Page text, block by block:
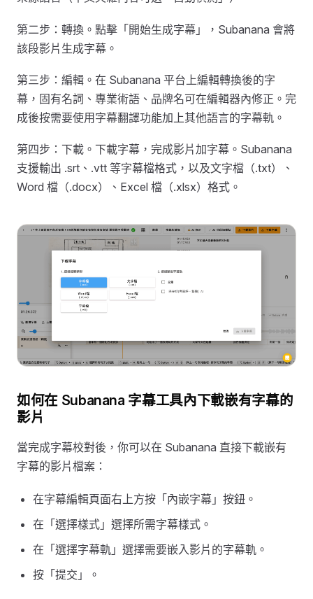
第二步：轉換。點擊「開始生成字幕」，Subanana 會將
該段影片生成字幕。
第三步：編輯。在 Subanana 平台上編輯轉換後的字
幕，固有名詞、專業術語、品牌名可在編輯器內修正。完
成後按需要使用字幕翻譯功能加上其他語言的字幕軌。
第四步：下載。下載字幕，完成影片加字幕。Subanana
支援輸出 .srt、.vtt 等字幕檔格式，以及文字檔（.txt）、
Word 檔（.docx）、Excel 檔（.xlsx）格式。
如何在 Subanana 字幕工具內下載嵌有字幕的
影片
當完成字幕校對後，你可以在 Subanana 直接下載嵌有
字幕的影片檔案：
在字幕編輯頁面右上方按「內嵌字幕」按鈕。
在「選擇樣式」選擇所需字幕樣式。
在「選擇字幕軌」選擇需要嵌入影片的字幕軌。
按「提交」。